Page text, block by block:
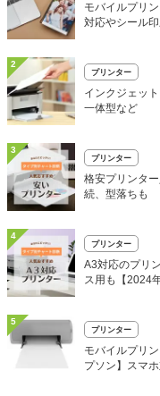
モバイルプリ
対応やシール
2
プリンター
インクジェッ
一体型など
3
プリンター
格安プリンタ
続、型落ちも
4
プリンター
A3対応のプリ
ス用も【2024年
5
プリンター
モバイルプリ
プソン】スマ